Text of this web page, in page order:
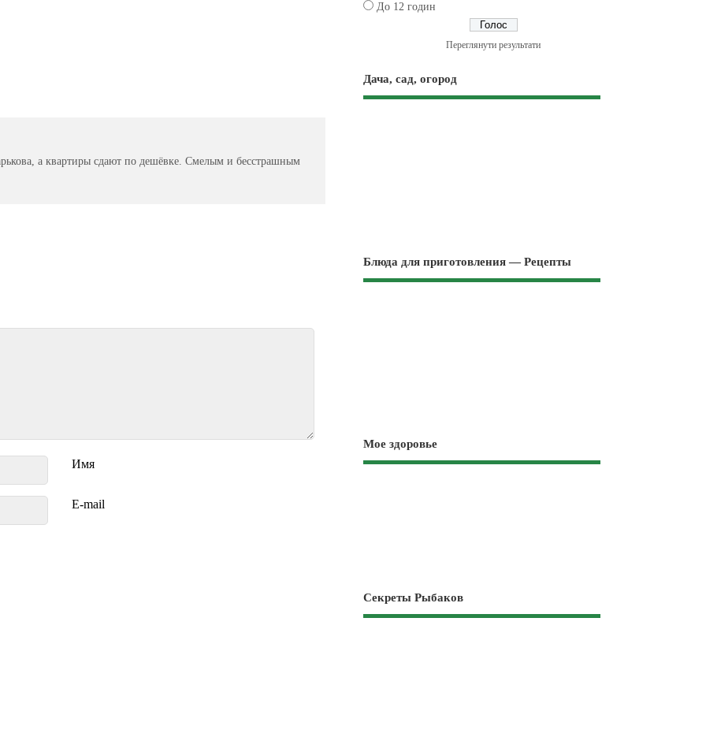
а квартиры сдают по дешёвке. Смелым и бесстрашным
Имя
E-mail
До 12 годин
Переглянути результати
Дача, сад, огород
Блюда для приготовления — Рецепты
Мое здоровье
Секреты Рыбаков